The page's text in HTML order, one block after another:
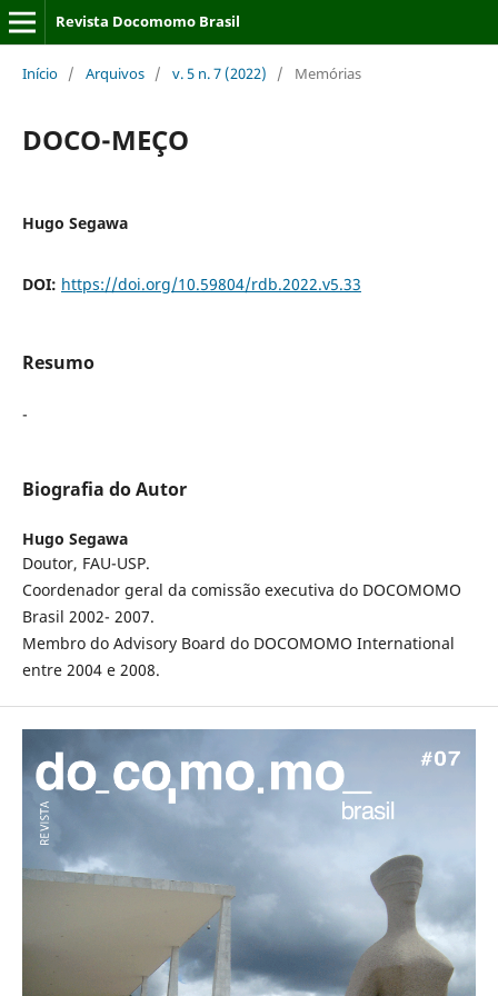
Revista Docomomo Brasil
Início / Arquivos / v. 5 n. 7 (2022) / Memórias
DOCO-MEÇO
Hugo Segawa
DOI: https://doi.org/10.59804/rdb.2022.v5.33
Resumo
-
Biografia do Autor
Hugo Segawa
Doutor, FAU-USP.
Coordenador geral da comissão executiva do DOCOMOMO
Brasil 2002- 2007.
Membro do Advisory Board do DOCOMOMO International
entre 2004 e 2008.